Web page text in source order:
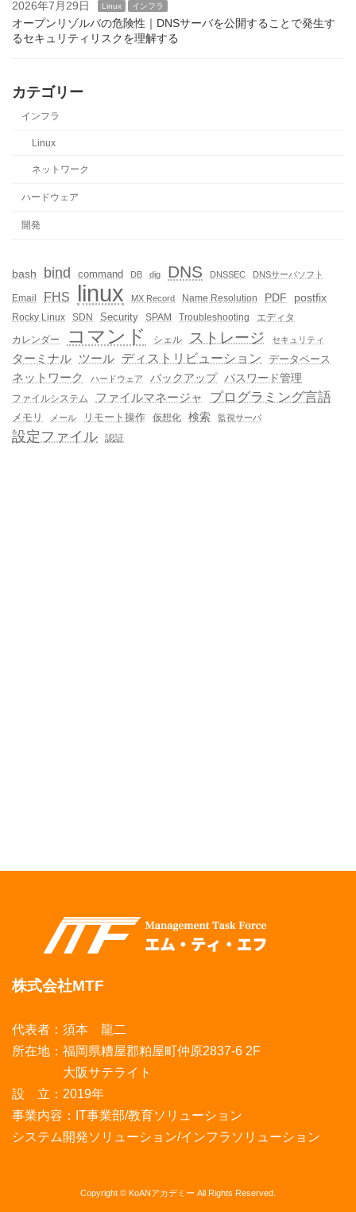
2026年7月29日 Linux インフラ
オープンリゾルバの危険性｜DNSサーバを公開することで発生す
るセキュリティリスクを理解する
カテゴリー
インフラ
Linux
ネットワーク
ハードウェア
開発
bash bind command DB dig DNS DNSSEC DNSサーバソフト
Email FHS linux MX Record Name Resolution PDF postfix
Rocky Linux SDN Security SPAM Troubleshooting
エディタ
カレンダー
コマンド シェル ストレージ セキュリティ
ターミナル ツール ディストリビューション データベース
ネットワーク ハードウェア バックアップ パスワード管理
ファイルシステム ファイルマネージャ プログラミング言語
メモリ メール リモート操作 仮想化 検索 監視サーバ
設定ファイル 認証
株式会社MTF
代表者：須本 龍二
所在地：福岡県糟屋郡粕屋町仲原2837-6 2F
大阪サテライト
設 立：2019年
事業内容：IT事業部/教育ソリューション
システム開発ソリューション/インフラソリューション
Copyright © KoANアカデミー All Rights Reserved.